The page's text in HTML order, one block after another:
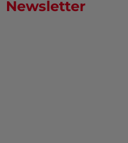
Newsletter